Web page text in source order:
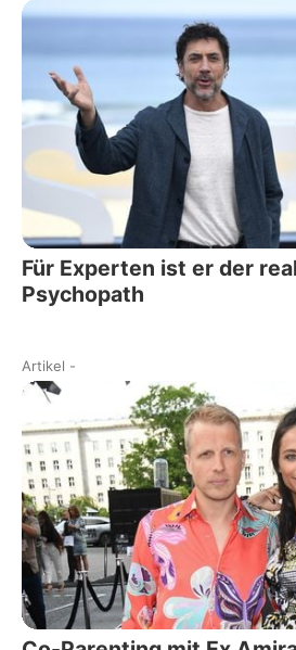
Für Experten ist er der
Psychopath
Artikel -